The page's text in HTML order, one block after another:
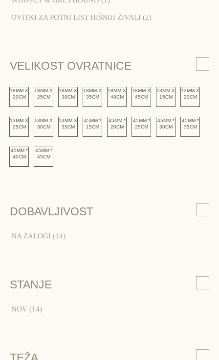
OVITKI ZA POTNI LIST HIŠNIH ŽIVALI (2)
VELIKOST OVRATNICE
18MM X
20CM
18MM X
25CM
18MM X
30CM
18MM X
35CM
18MM X
40CM
18MM X
45CM
13MM X
15CM
13MM X
20CM
13MM X
25CM
13MM X
30CM
13MM X
35CM
45MM *
15CM
45MM *
20CM
45MM *
25CM
45MM *
30CM
45MM *
35CM
45MM *
40CM
45MM *
45CM
DOBAVLJIVOST
NA ZALOGI (14)
STANJE
NOV (14)
TEŽA